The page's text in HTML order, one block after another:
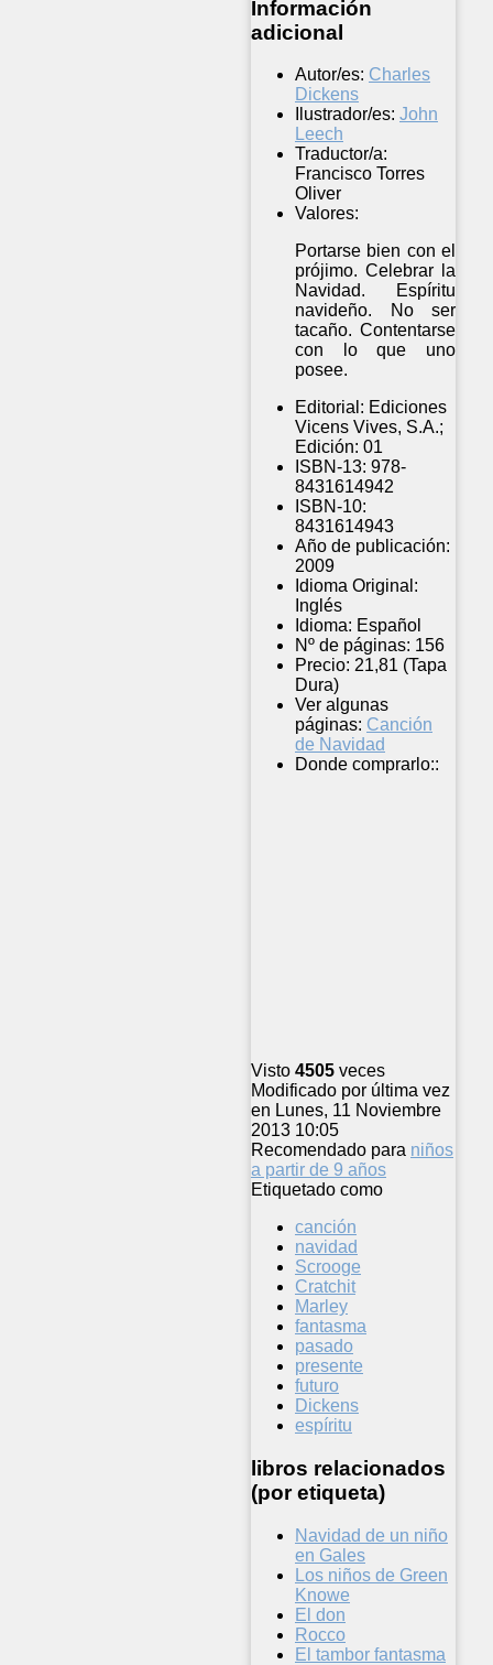
Información
adicional
Autor/es: Charles
Dickens
Ilustrador/es: John
Leech
Traductor/a:
Francisco Torres
Oliver
Valores:
Portarse bien con el
prójimo. Celebrar la
Navidad. Espíritu
navideño. No ser
tacaño. Contentarse
con lo que uno
posee.
Editorial: Ediciones
Vicens Vives, S.A.;
Edición: 01
ISBN-13: 978-
8431614942
ISBN-10:
8431614943
Año de publicación:
2009
Idioma Original:
Inglés
Idioma: Español
Nº de páginas: 156
Precio: 21,81 (Tapa
Dura)
Ver algunas
páginas: Canción
de Navidad
Donde comprarlo::
Visto 4505 veces
Modificado por última vez
en Lunes, 11 Noviembre
2013 10:05
Recomendado para niños
a partir de 9 años
Etiquetado como
canción
navidad
Scrooge
Cratchit
Marley
fantasma
pasado
presente
futuro
Dickens
espíritu
libros relacionados
(por etiqueta)
Navidad de un niño
en Gales
Los niños de Green
Knowe
El don
Rocco
El tambor fantasma